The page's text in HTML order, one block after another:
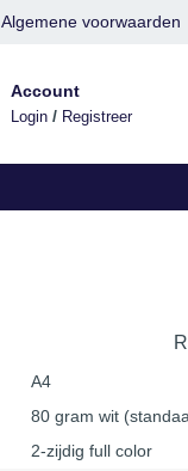
Algemene voorwaarden
Account
Login / Registreer
A4
80 gram wit
2-zijdig full color